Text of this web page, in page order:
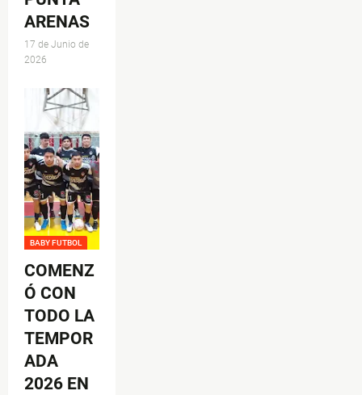
ARENAS
17 de Junio de
2026
BABY FUTBOL
COMENZ
Ó CON
TODO LA
TEMPOR
ADA
2026 EN